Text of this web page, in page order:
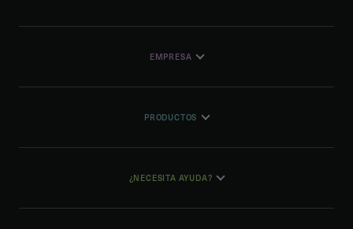
EMPRESA
PRODUCTOS
¿NECESITA AYUDA?